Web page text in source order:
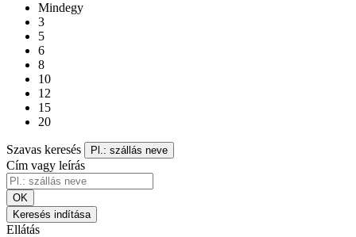
Mindegy
3
5
6
8
10
12
15
20
Szavas keresés Pl.: szállás neve
Cím vagy leírás
OK
Keresés indítása
Ellátás